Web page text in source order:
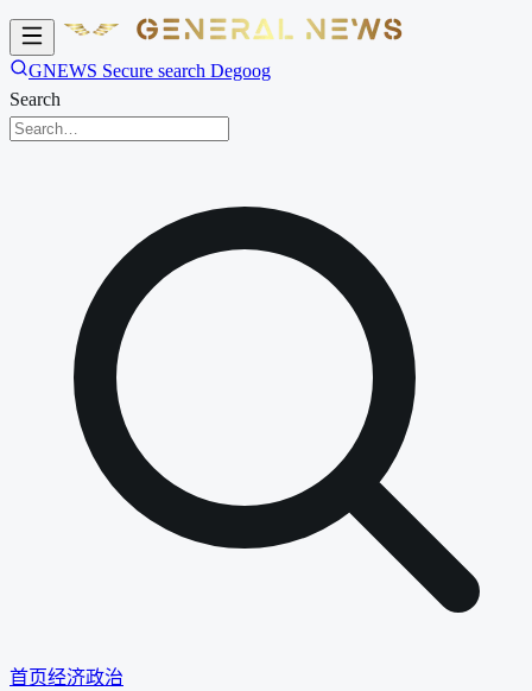
GNEWS Secure search Degoog
Search
首页经济政治